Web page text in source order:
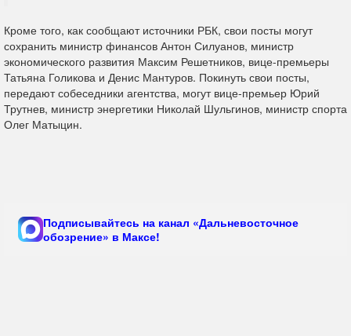
Кроме того, как сообщают источники РБК, свои посты могут
сохранить министр финансов Антон Силуанов, министр
экономического развития Максим Решетников, вице-премьеры
Татьяна Голикова и Денис Мантуров. Покинуть свои посты,
передают собеседники агентства, могут вице-премьер Юрий
Трутнев, министр энергетики Николай Шульгинов, министр спорта
Олег Матыцин.
Подписывайтесь на канал «Дальневосточное
обозрение» в Максе!